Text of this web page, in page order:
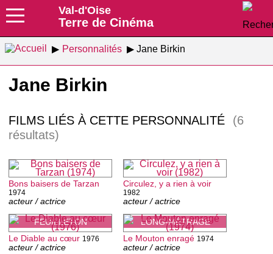
Val-d'Oise
Terre de Cinéma
Personnalités Jane Birkin
Jane Birkin
FILMS LIÉS À CETTE PERSONNALITÉ
(6
résultats)
FEUILLETON
Bons baisers de Tarzan
1974
acteur / actrice
LONG-MÉTRAGE
Circulez, y a rien à voir
1982
acteur / actrice
Le Diable au cœur 1976
acteur / actrice
Le Mouton enragé 1974
acteur / actrice